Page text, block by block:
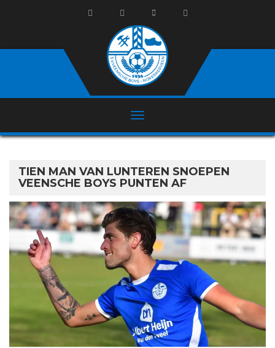
TIEN MAN VAN LUNTEREN SNOEPEN
VEENSCHE BOYS PUNTEN AF